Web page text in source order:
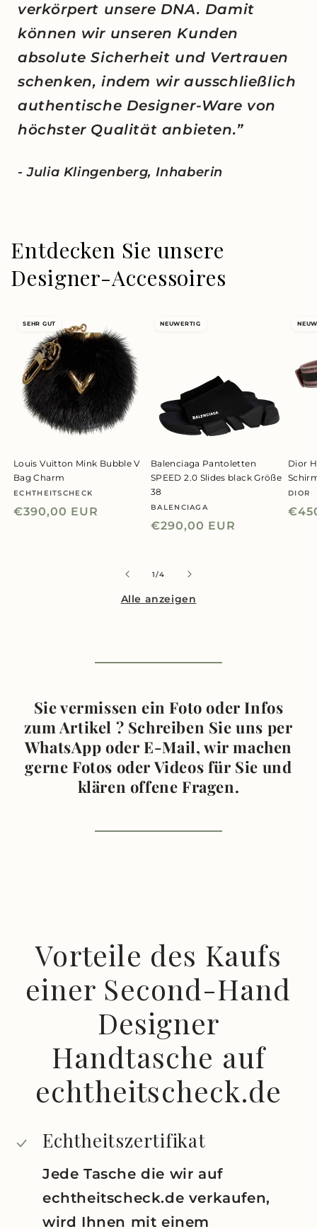
verkörpert unsere DNA. Damit
können wir unseren Kunden
absolute Sicherheit und Vertrauen
schenken, indem wir ausschließlich
authentische Designer-Ware von
höchster Qualität anbieten.”
- Julia Klingenberg, Inhaberin
Entdecken Sie unsere
Designer-Accessoires
SEHR GUT
Louis Vuitton Mink Bubble V
Bag Charm
Anbieter:
ECHTHEITSCHECK
Normaler
€390,00 EUR
NEUWERTIG
Balenciaga Pantoletten
SPEED 2.0 Slides black Größe
38
Anbieter:
BALENCIAGA
Normaler
€290,00 EUR
Dior
DIOR
1/von
4
Alle anzeigen
Sie vermissen ein Foto oder Infos
zum Artikel ? Schreiben Sie uns per
WhatsApp oder E-Mail, wir machen
gerne Fotos oder Videos für Sie und
klären offene Fragen.
Vorteile des Kaufs
einer Second-Hand
Designer
Handtasche auf
echtheitscheck.de
Echtheitszertifikat
Jede Tasche die wir auf
echtheitscheck.de verkaufen,
wird Ihnen mit einem